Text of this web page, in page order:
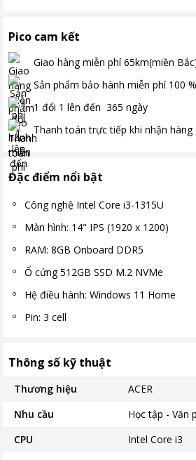
Pico cam kết
Giao hàng miễn phí 65km(miền
Sản phẩm bảo hành miễn phí 100 %
1 đổi 1 lên đến 365 ngày
Thanh toán trực tiếp khi nhận hàng
Đặc điểm nổi bật
Công nghệ Intel Core i3-1315U
Màn hình: 14" IPS (1920 x 1200)
RAM: 8GB Onboard DDR5
Ổ cứng 512GB SSD M.2 NVMe
Hệ điều hành: Windows 11 Home
Pin: 3 cell
Thông số kỹ thuật
Thương hiệu
ACER
Nhu cầu
Học tập - Văn
CPU
Intel Core i3